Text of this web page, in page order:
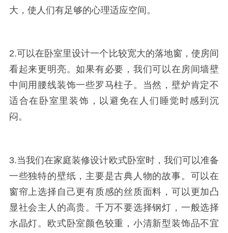
大，使人们有足够的心理适应空间。
2.可以在卧室里设计一个比较宽大的落地窗，使房间
看起来更明亮。如果有必要，我们可以在房间墙壁
中间用腰线装饰一些罗马柱子。当然，壁炉肯定不
适合在卧室里装饰，以避免在人们睡觉时感到沉
闷。
3.当我们在家庭装修设计欧式卧室时，我们可以准备
一些独特的壁纸，主要是古典人物的故事。可以在
窗帘上选择自己更有质感的丝质面料，可以更加凸
显社会主人的高贵。千万不要选择钢灯，一般选择
水晶灯。欧式卧室颜色较重，小清新型装饰品不宜